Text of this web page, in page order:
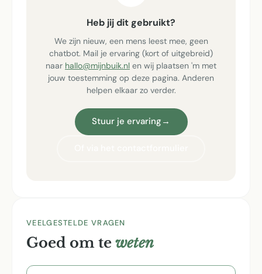
Heb jij dit gebruikt?
We zijn nieuw, een mens leest mee, geen
chatbot. Mail je ervaring (kort of uitgebreid)
naar hallo@mijnbuik.nl en wij plaatsen 'm met
jouw toestemming op deze pagina. Anderen
helpen elkaar zo verder.
Stuur je ervaring →
VEELGESTELDE VRAGEN
Goed om te weten